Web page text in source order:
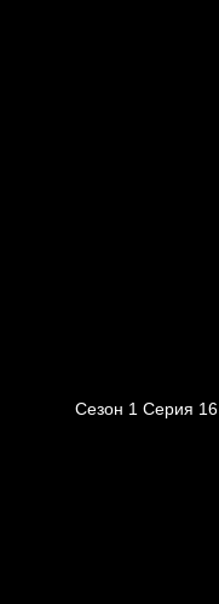
Сезон 1 Серия 16